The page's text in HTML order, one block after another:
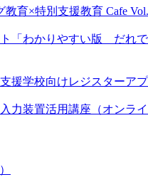
教育×特別支援教育 Cafe
ト「わかりやすい版 だれ
援学校向けレジスターア
力装置活用講座（オンライ